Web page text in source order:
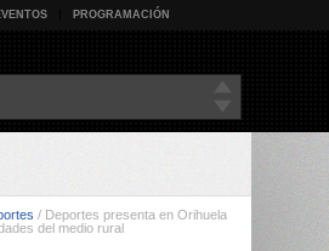
PROGRAMACIÓN
/ Deportes presenta en Orihuela
del medio rural